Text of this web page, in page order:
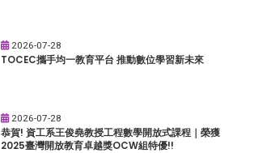
2026-07-28
TOCEC攜手均一教育平台 推動數位學習新未來
2026-07-28
恭賀! 資工系王俊堯教授工程數學開放式課程｜榮獲
2025臺灣開放教育卓越獎OCW組特優!!